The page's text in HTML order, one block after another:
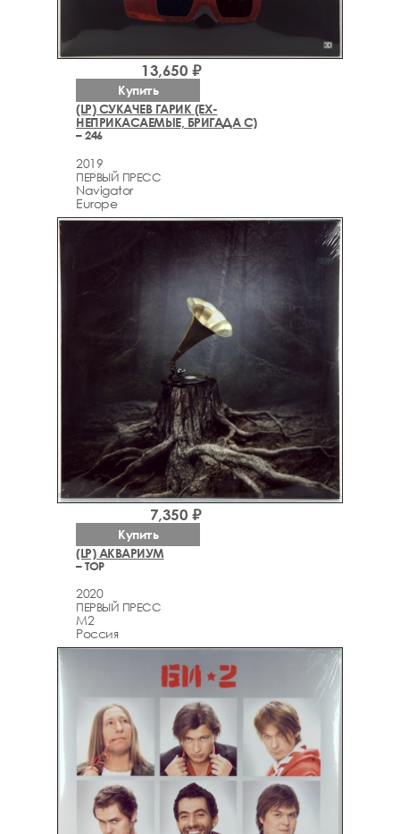
(LP) СУКАЧЕВ ГАРИК (EX-
НЕПРИКАСАЕМЫЕ, БРИГАДА С)
– 246
2019
ПЕРВЫЙ ПРЕСС
Navigator
Europe
13,650 ₽
Купить
(LP) АКВАРИУМ
– ТОР
2020
ПЕРВЫЙ ПРЕСС
M2
Россия
7,350 ₽
Купить